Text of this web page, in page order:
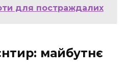
для постраждалих
майбутнє